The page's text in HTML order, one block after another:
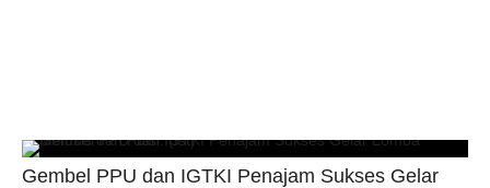
Gembel PPU dan IGTKI Penajam Sukses Gelar